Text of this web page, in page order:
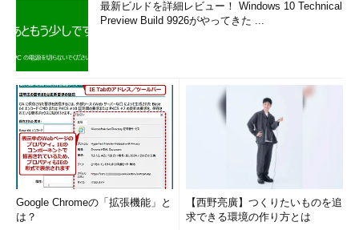
最新ビルドを詳細レビュー！ Windows 10 Technical
Preview Build 9926がやってきた ...
Google Chromeの「拡張機能」と
は？
【西野亮廣】つくりたいものを追
求できる環境の作り方とは